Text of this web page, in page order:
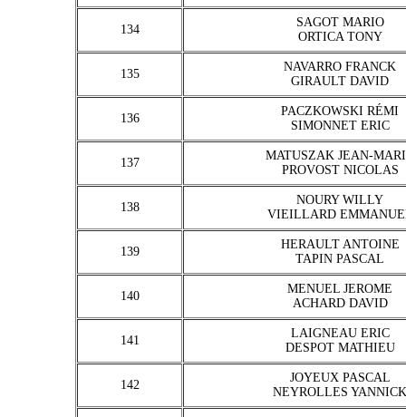
134
SAGOT MARIO
ORTICA TONY
135
NAVARRO FRANCK
GIRAULT DAVID
136
PACZKOWSKI RÉMI
SIMONNET ERIC
137
MATUSZAK JEAN-
PROVOST NICOLAS
138
NOURY WILLY
VIEILLARD
139
HERAULT ANTOINE
TAPIN PASCAL
140
MENUEL JEROME
ACHARD DAVID
141
LAIGNEAU ERIC
DESPOT MATHIEU
142
JOYEUX PASCAL
NEYROLLES YANNICK